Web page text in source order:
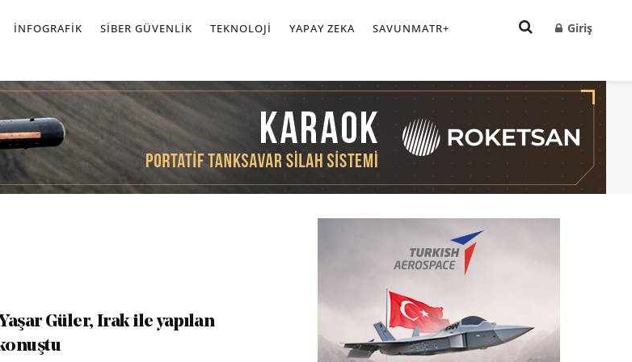
İNFOGRAFIK SIBER GÜVENLIK TEKNOLOJI YAPAY ZEKA SAVUNMATR+ Giriş
Güler, Irak ile yapılan